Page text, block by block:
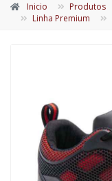
Inicio Produtos
Linha Premium